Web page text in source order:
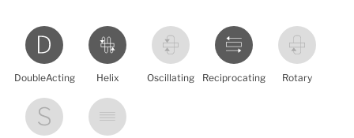
DoubleActing Helix Oscillating Reciprocating Rotary